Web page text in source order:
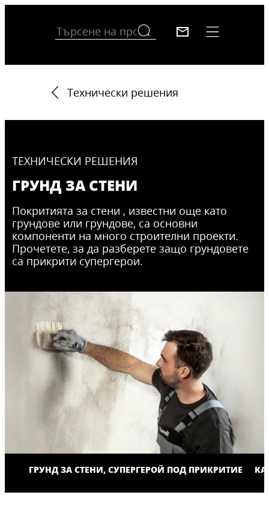
Teхнически решения
TEХНИЧЕСКИ РЕШЕНИЯ
ГРУНД ЗА СТЕНИ
Покритията за стени , известни още като
грундове или грундове, са основни
компоненти на много строителни проекти.
Прочетете, за да разберете защо грундовете
са прикрити супергерои.
ГРУНД ЗА СТЕНИ, СУПЕРГЕРОЙ ПОД ПРИКРИТИЕ